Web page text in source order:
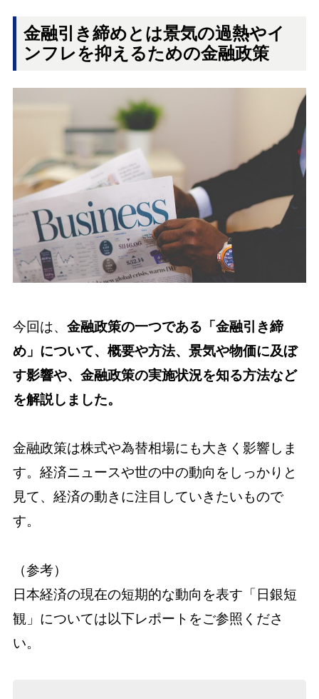
金融引き締めとは景気の過熱やイ
ンフレを抑えるための金融政策
今回は、 金融政策の一つである「金融引き締
め」について、概要や方法、景気や物価に及ぼ
す影響や、金融政策の実施状況を知る方法など
を解説しました。
金融政策は株式や為替相場にも大きく影響しま
す。経済ニュースや世の中の動向をしっかりと
見て、経済の動きに注目していきたいもので
す。
（参考）
日本経済の現在の短期的な動向を表す「日銀短
観」については以下レポートをご参照くださ
い。